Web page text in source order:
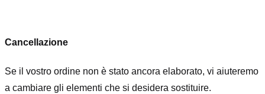
Cancellazione
Se il vostro ordine non è stato ancora elaborato, vi aiuteremo
a cambiare gli elementi che si desidera sostituire.